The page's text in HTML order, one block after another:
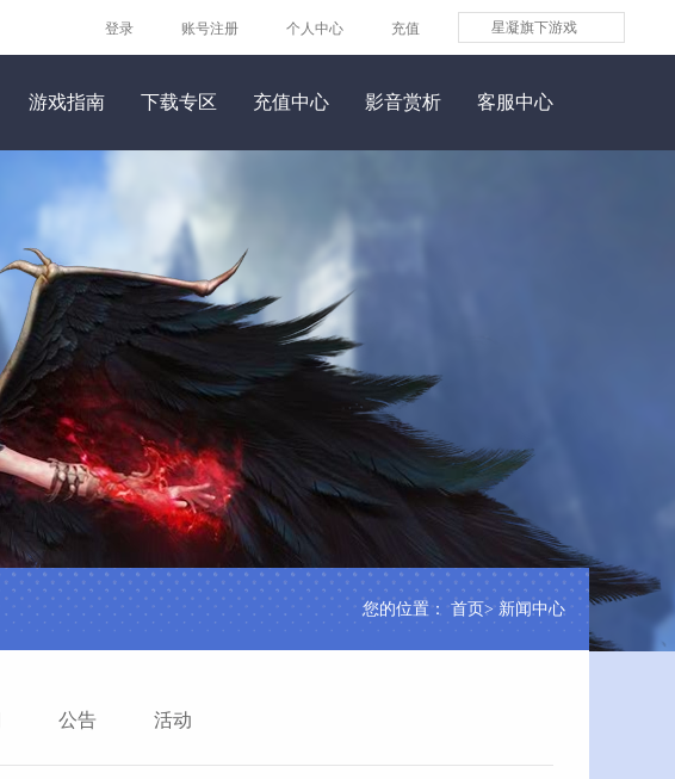
登录 账号注册 个人中心 充值 星凝旗下游戏
游戏指南 下载专区 充值中心 影音赏析 客服中心
您的位置： 首页> 新闻中心
公告 活动